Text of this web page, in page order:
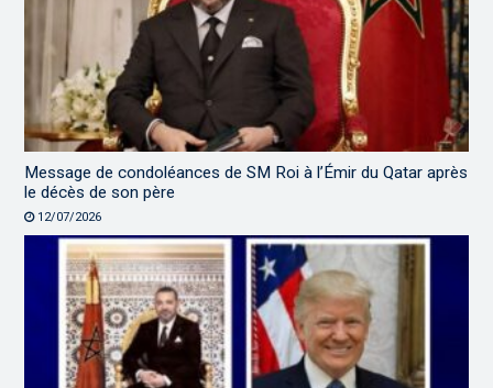
Message de condoléances de SM Roi à l’Émir du Qatar après
le décès de son père
12/07/2026